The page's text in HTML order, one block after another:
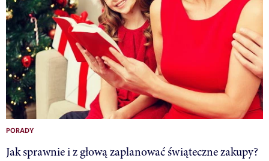
PORADY
Jak sprawnie i z głową zaplanować świąteczne zakupy?